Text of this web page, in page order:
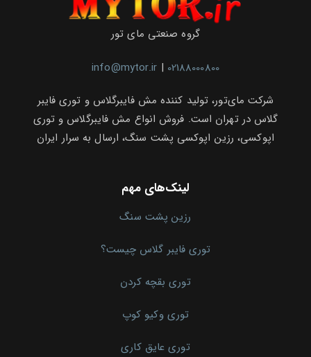
گروه صنعتی مای تور
info@mytor.ir | 02188000800
شرکت مای‌تور، تولید کننده مش فایبرگلاس و توری فایبر
گلاس در تهران است. فروش انواع مش فایبرگلاس و توری
اپوکسی، رزین اپوکسی پشت سنگ، ارسال به سرار ایران
لینک‌های مهم
رزین پشت سنگ
توری فایبر گلاس چیست؟
توری بقچه کردن
توری وکیو کوپ
توری عایق کاری